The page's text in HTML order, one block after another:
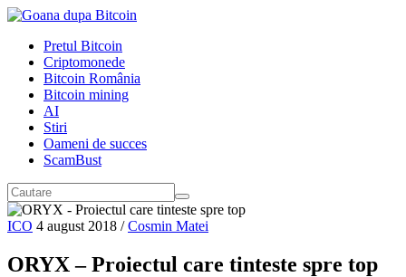
Pretul Bitcoin
Criptomonede
Bitcoin România
Bitcoin mining
AI
Stiri
Oameni de succes
ScamBust
ICO 4 august 2018 / Cosmin Matei
ORYX – Proiectul care tinteste spre top